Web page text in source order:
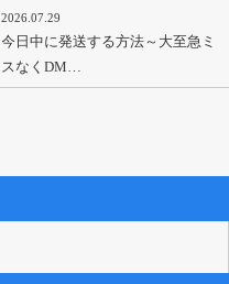
2026.07.29
今日中に発送する方法～大至急ミ
スなくDM…